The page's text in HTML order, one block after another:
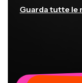
Guarda tutte le